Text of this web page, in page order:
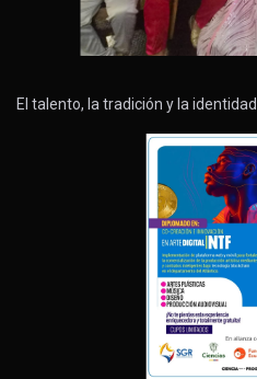
El talento, la tradición y la